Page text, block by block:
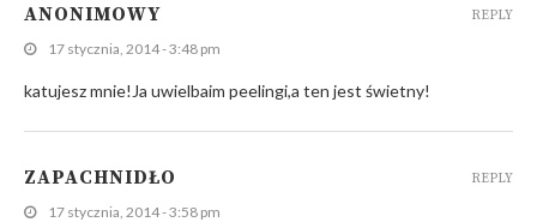
ANONIMOWY
17 stycznia, 2014 - 3:48 pm
katujesz mnie!Ja uwielbaim peelingi,a ten jest świetny!
REPLY
ZAPACHNIDŁO
17 stycznia, 2014 - 3:58 pm
REPLY